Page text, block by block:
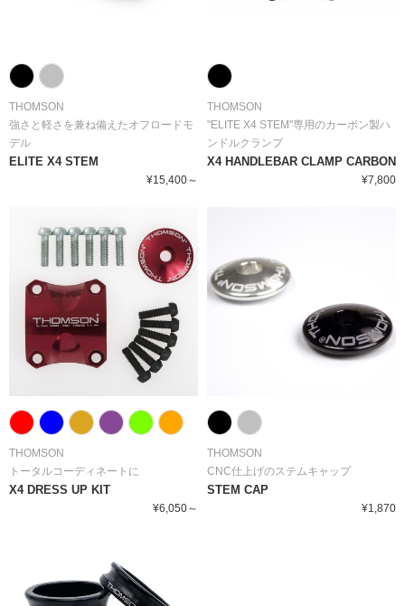
THOMSON
強さと軽さを兼ね備えたオフロードモ
デル
ELITE X4 STEM
¥15,400～
THOMSON
"ELITE X4 STEM"専用のカーボン製ハ
ンドルクランプ
X4 HANDLEBAR CLAMP CARBON
¥7,800
THOMSON
トータルコーディネートに
X4 DRESS UP KIT
¥6,050～
THOMSON
CNC仕上げのステムキャップ
STEM CAP
¥1,870